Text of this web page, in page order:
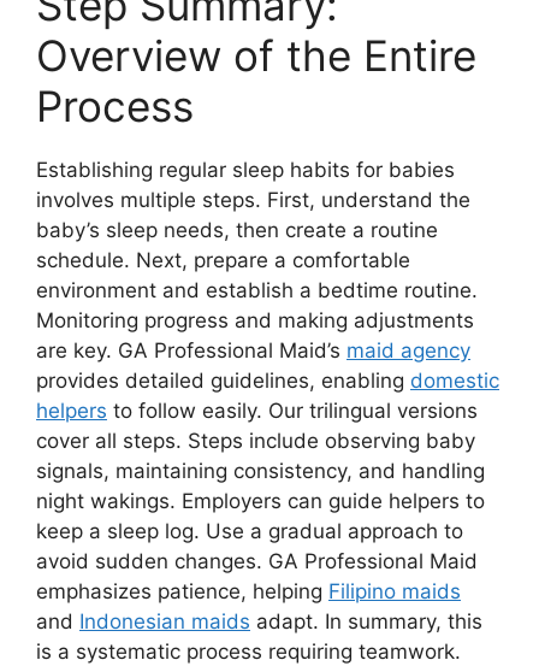
Overview of the Entire
Process
Establishing regular sleep habits for babies
involves multiple steps. First, understand the
baby’s sleep needs, then create a routine
schedule. Next, prepare a comfortable
environment and establish a bedtime routine.
Monitoring progress and making adjustments
are key. GA Professional Maid’s maid agency
provides detailed guidelines, enabling domestic
helpers to follow easily. Our trilingual versions
cover all steps. Steps include observing baby
signals, maintaining consistency, and handling
night wakings. Employers can guide helpers to
keep a sleep log. Use a gradual approach to
avoid sudden changes. GA Professional Maid
emphasizes patience, helping Filipino maids
and Indonesian maids adapt. In summary, this
is a systematic process requiring teamwork.